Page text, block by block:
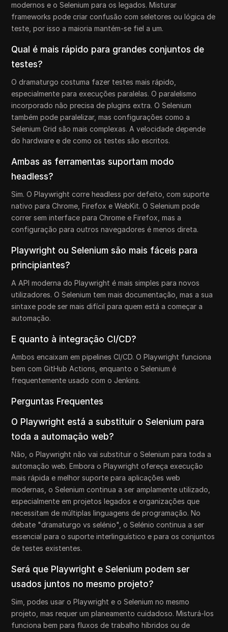
modernos e o Selenium para os legados. Misturar
frameworks pode criar confusão com seletores ou lógica de
teste, por isso a maioria mantém-se fiel a um.
Qual é mais rápido para grandes conjuntos de
testes?
O dramaturgo costuma fazer testes mais rápido,
especialmente para execuções paralelas. O paralelismo
incorporado não precisa de plugins extra. O Selenium
também pode paralelizar, mas configurações como a
Selenium Grid são mais complexas. A velocidade depende
do hardware e de como os testes são escritos.
Ambas as ferramentas suportam modo
headless?
Sim. O Playwright corre headless por defeito, com suporte
nativo para Chrome, Firefox e WebKit. O Selenium pode
correr sem interface para Chrome e Firefox, mas a
configuração para outros navegadores é menos direta.
Playwright ou Selenium são mais fáceis para
principiantes?
A API moderna do Playwright é mais simples para novos
utilizadores. O Selenium tem mais documentação, mas a sua
sintaxe pode ser mais difícil para quem está a começar a
automação.
E quanto à integração CI/CD?
Ambos encaixam em pipelines CI/CD. O Playwright funciona
bem com GitHub Actions, enquanto o Selenium é
frequentemente usado com o Jenkins.
Perguntas Frequentes
O Playwright está a substituir o Selenium para
toda a automação web?
Não, o Playwright não vai substituir o Selenium para toda a
automação web. Embora o Playwright ofereça execução
mais rápida e melhor suporte para aplicações web
modernas, o Selenium continua a ser amplamente utilizado,
especialmente em projetos legados e organizações que
necessitam de múltiplas linguagens de programação. No
debate "dramaturgo vs selénio", o Selénio continua a ser
essencial para o suporte interlinguístico e para os conjuntos
de testes existentes.
Será que Playwright e Selenium podem ser
usados juntos no mesmo projeto?
Sim, podes usar o Playwright e o Selenium no mesmo
projeto, mas requer um planeamento cuidadoso. Misturá-los
funciona bem para fluxos de trabalho híbridos ou de